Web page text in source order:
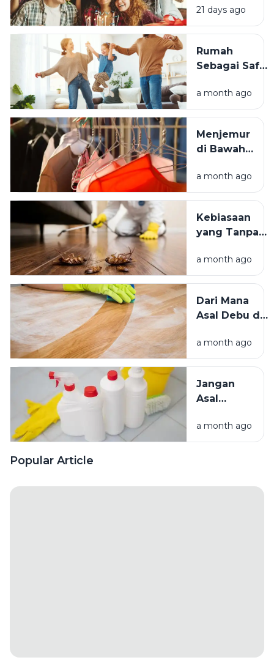
Momen
Bertambah
Terasa
Istimewa?
21 days ago
Rumah
Sebagai Safe
Mengapa
Lingkungan
Tinggal yang
Bersih
Kesejahteraan
Kita?
a month ago
Menjemur
di Bawah
atau Di
Tempat
Mana yang
Lebih
a month ago
Kebiasaan
yang Tanpa
Mengundang
Kecoak,
Hama
Lainnya Ke
a month ago
Dari Mana
Asal Debu di
Kenali
Penyebab
Mengatasinya
a month ago
Jangan
Asal
Bahan
Pembersih
a month ago
Popular Article